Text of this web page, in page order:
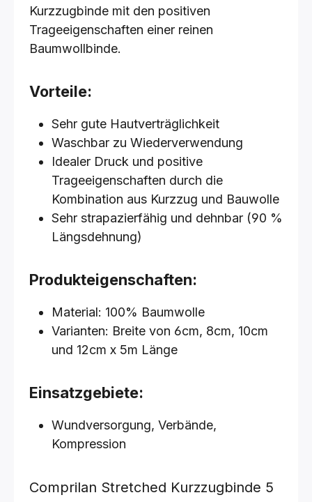
Kurzzugbinde mit den positiven
Trageeigenschaften einer reinen
Baumwollbinde.
Vorteile:
Sehr gute Hautverträglichkeit
Waschbar zu Wiederverwendung
Idealer Druck und positive
Trageeigenschaften durch die
Kombination aus Kurzzug und Bauwolle
Sehr strapazierfähig und dehnbar (90 %
Längsdehnung)
Produkteigenschaften:
Material: 100% Baumwolle
Varianten: Breite von 6cm, 8cm, 10cm
und 12cm x 5m Länge
Einsatzgebiete:
Wundversorgung, Verbände,
Kompression
Comprilan Stretched Kurzzugbinde 5